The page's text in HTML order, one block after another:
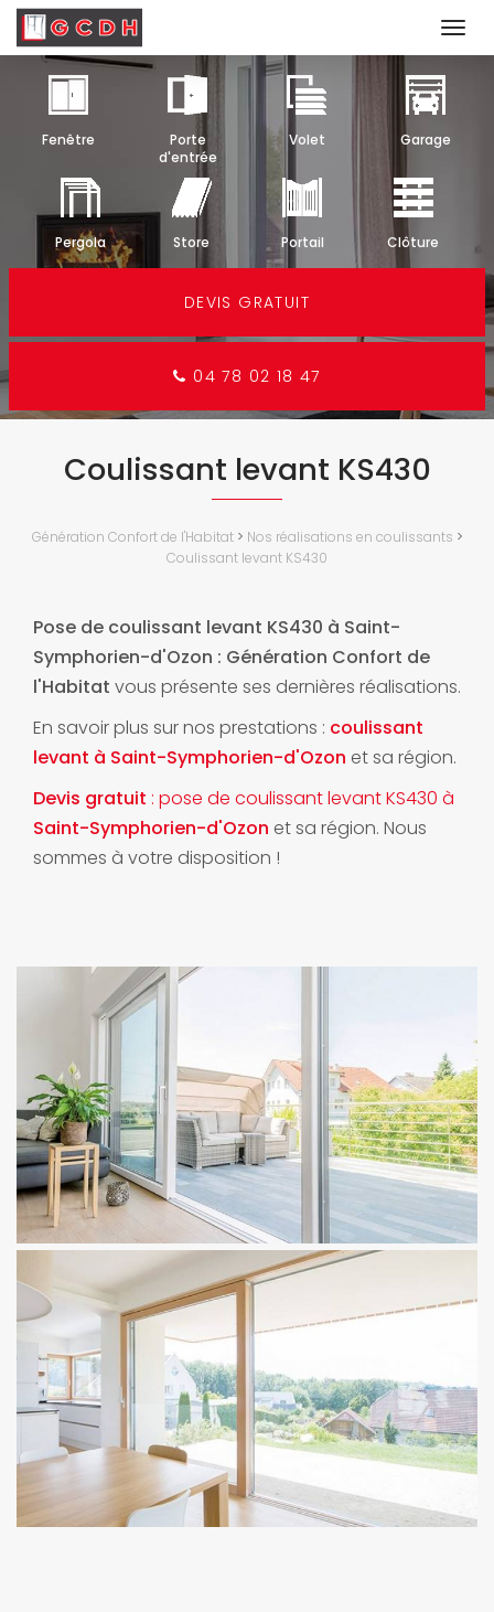
contenu
Fenêtre
Porte
d'entrée
Volet Garage
Pergola Store Portail Clôture
DEVIS GRATUIT
04 78 02 18 47
Coulissant levant KS430
Génération Confort de l'Habitat> Nos réalisations en coulissants >
Coulissant levant KS430
Pose de coulissant levant KS430 à Saint-
Symphorien-d'Ozon : Génération Confort de
l'Habitat vous présente ses dernières réalisations.
En savoir plus sur nos prestations : coulissant
levant à Saint-Symphorien-d'Ozon et sa région.
Devis gratuit : pose de coulissant levant KS430 à
Saint-Symphorien-d'Ozon et sa région. Nous
sommes à votre disposition !